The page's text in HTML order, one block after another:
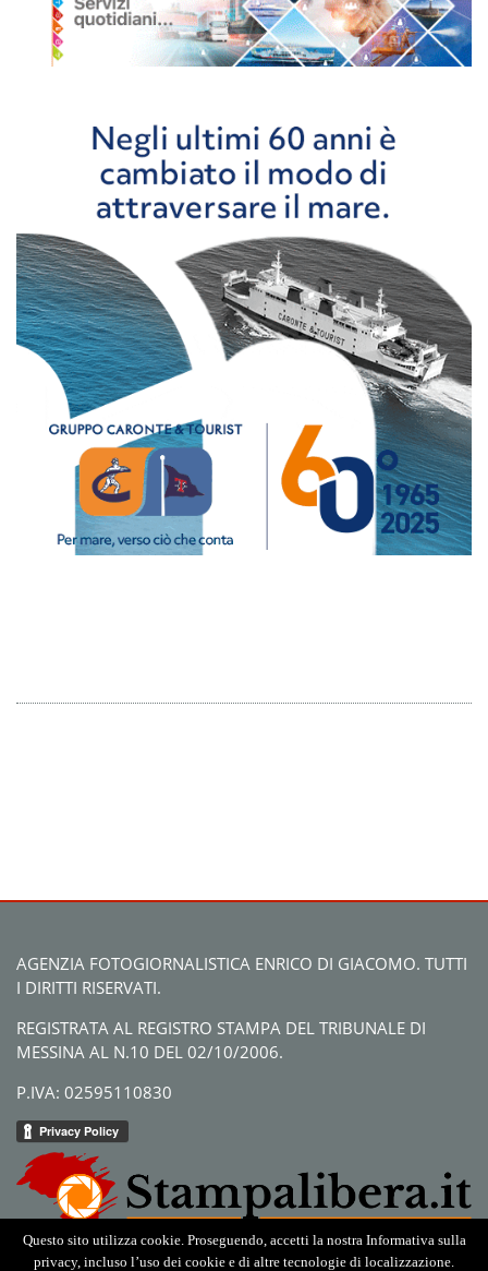
AGENZIA FOTOGIORNALISTICA ENRICO DI GIACOMO. TUTTI
I DIRITTI RISERVATI.
REGISTRATA AL REGISTRO STAMPA DEL TRIBUNALE DI
MESSINA AL N.10 DEL 02/10/2006.
P.IVA: 02595110830
Questo sito utilizza cookie. Proseguendo, accetti la nostra Informativa sulla
privacy, incluso l’uso dei cookie e di altre tecnologie di localizzazione.